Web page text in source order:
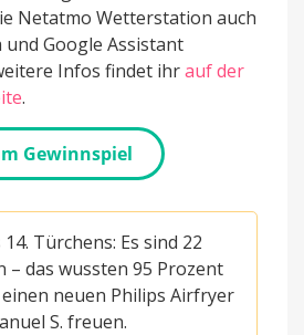
Netatmo Wetterstation auch
und Google Assistant
Infos findet ihrauf der
.
Gewinnspiel
Türchens: Es sind 22
– das wussten 95 Prozent
neuen Philips Airfryer
S. freuen.